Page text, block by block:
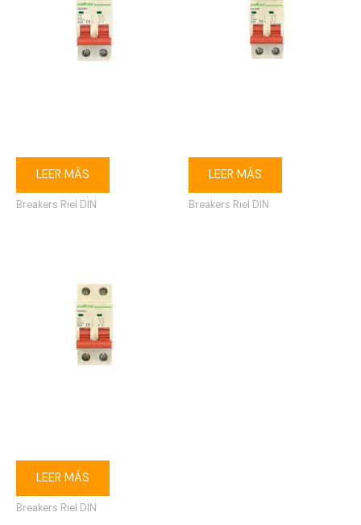
LEER MÁS
Breakers Riel DIN
LEER MÁS
Breakers Riel DIN
LEER MÁS
Breakers Riel DIN